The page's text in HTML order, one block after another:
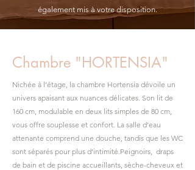
également mis à votre disposition.
Chambre "HORTENSIA"
Nichée à l’étage, la chambre Hortensia dévoile un
univers apaisant aux nuances délicates. Son lit de
160 cm, modulable en deux lits simples de 80 cm,
vous offre souplesse et confort. La salle d’eau
attenante comprend une douche, tandis que les WC
sont séparés pour plus d’intimité.Peignoirs, draps
de bain et de piscine accueillants, sèche-cheveux et